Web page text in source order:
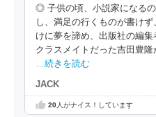
◎ 子供の頃、小説家になる
し、満足の行くものが書け
けに夢を諦め、出版社の編
クラスメイトだった吉田豊隆
…続きを読む
JACK
20人がナイス！しています